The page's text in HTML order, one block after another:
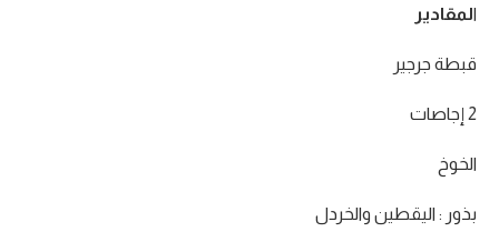
المقادير
قبطة جرجير
2 إجاصات
الخوخ
بذور : اليقطين والخردل